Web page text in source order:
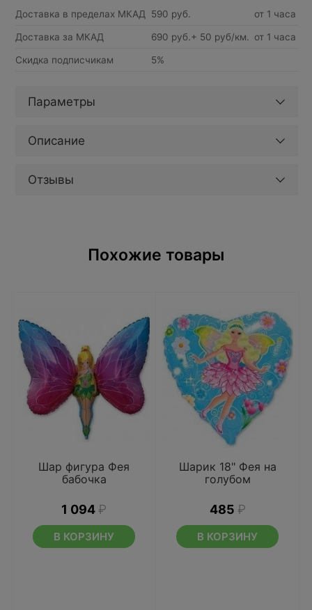
Доставка в пределах МКАД 590 руб. от 1 часа
Доставка за МКАД 690 руб.+ 50 руб/км. от 1 часа
Скидка подписчикам 5%
Параметры
Описание
Отзывы
Похожие товары
Шар фигура Фея
бабочка
1 094 ₽
В КОРЗИНУ
Шарик 18" Фея на
голубом
485 ₽
В КОРЗИНУ